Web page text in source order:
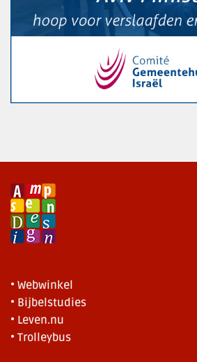
• Webwinkel
• Bijbelstudies
• Leven.nu
• Trolleybus